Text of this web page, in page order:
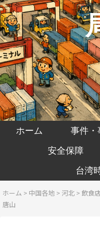
ホーム 事件・
安全保障
台湾
ホーム > 中国各地 >河北 >飲食
唐山